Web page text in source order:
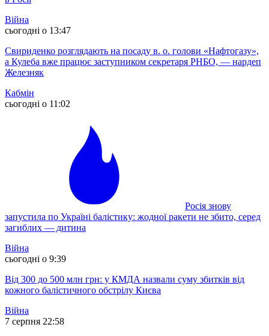
Війна
сьогодні о 13:47
Свириденко розглядають на посаду в. о. голови «Нафтогазу»,
а Кулеба вже працює заступником секретаря РНБО, — нардеп
Железняк
Кабмін
сьогодні о 11:02
Росія знову
запустила по Україні балістику: жодної ракети не збито, серед
загиблих — дитина
Війна
сьогодні о 9:39
Від 300 до 500 млн грн: у КМДА назвали суму збитків від
кожного балістичного обстрілу Києва
Війна
7 серпня 22:58